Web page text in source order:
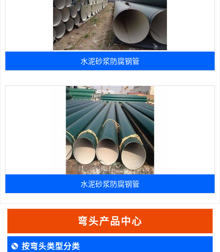
水泥砂浆防腐钢管
水泥砂浆防腐钢管
弯头产品中心
按弯头类型分类